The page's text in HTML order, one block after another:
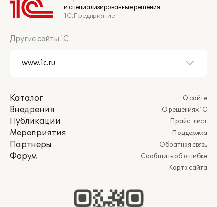
и специализированные решения
1С:Предприятие
Другие сайты 1С
Каталог
Внедрения
Публикации
Мероприятия
Партнеры
Форум
О сайте
О решениях 1С
Прайс-лист
Поддержка
Обратная связь
Сообщить об ошибке
Карта сайта